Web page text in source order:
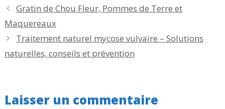
Gratin de Chou Fleur, Pommes de Terre et
Maquereaux
Traitement naturel mycose vulvaire – Solutions
naturelles, conseils et prévention
Laisser un commentaire